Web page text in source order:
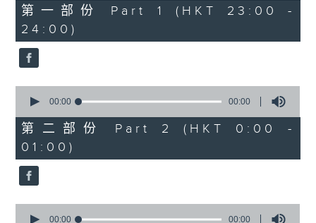
0
seconds
第一部份 Part 1 (HKT 23:00 -
24:00)
seconds
0
seconds
00:00 00:00
第二部份 Part 2 (HKT 0:00 -
01:00)
seconds
00:00 00:00